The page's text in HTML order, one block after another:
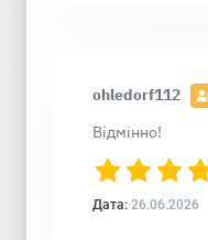
ohledorf112
Відмінно!
Дата: 26.06.2026